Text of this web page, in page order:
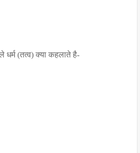
धर्म (तत्व) क्या कहलाते है-